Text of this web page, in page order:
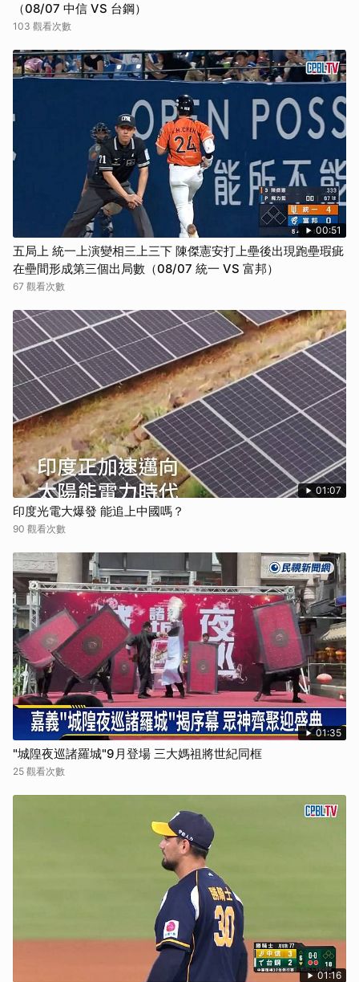
（08/07 中信 VS 台鋼）
103 觀看次數
00:51
五局上 統一上演變相三上三下 陳傑憲安打上壘後出現跑壘瑕疵
在壘間形成第三個出局數（08/07 統一 VS 富邦）
67 觀看次數
01:07
印度光電大爆發 能追上中國嗎？
90 觀看次數
01:35
"城隍夜巡諸羅城"9月登場 三大媽祖將世紀同框
25 觀看次數
01:16